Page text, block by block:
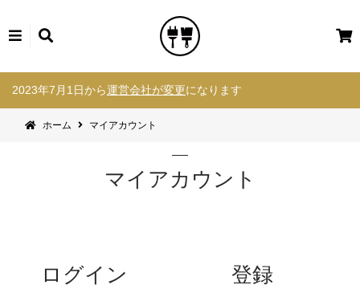
カ
2023年7月1日から運営会社が変更になります
ホーム マイアカウント
マイアカウント
ログイン 登録